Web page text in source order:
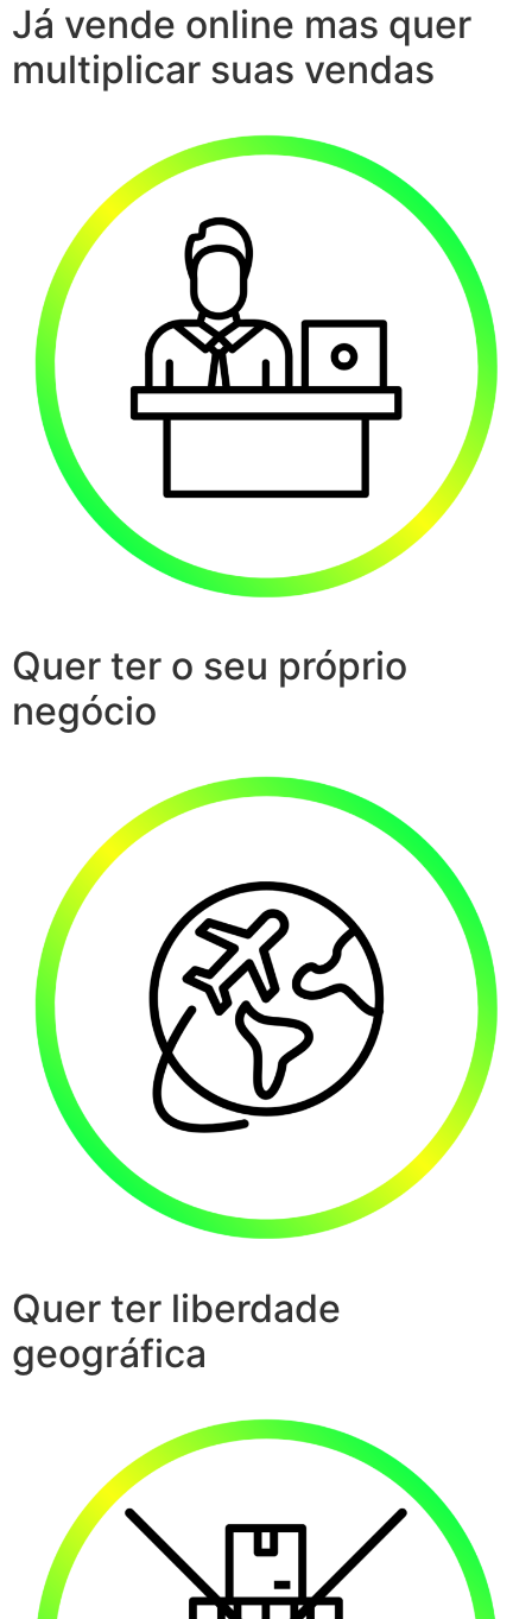
Já vende online mas quer
multiplicar suas vendas
Quer ter o seu próprio
negócio
Quer ter liberdade
geográfica